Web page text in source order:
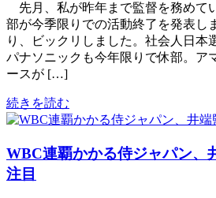
先月、私が昨年まで監督を務めて
部が今季限りでの活動終了を発表し
り、ビックリしました。社会人日本
パナソニックも今年限りで休部。ア
ースが […]
続きを読む
WBC連覇かかる侍ジャパン、
注目